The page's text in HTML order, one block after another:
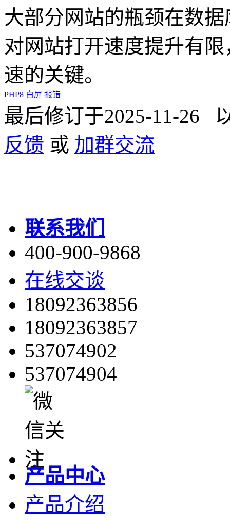
大部分网站的瓶颈在数
对网站打开速度提升有
速的关键。
PHP8 白屏 报错
最后修订于2025-11-26
反馈 或 加群交流
联系我们
400-900-9868
在线交谈
18092363856
18092363857
537074902
537074904
产品中心
产品介绍